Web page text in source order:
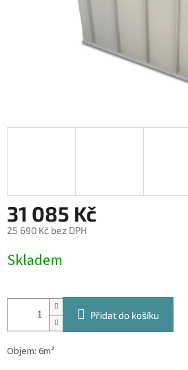
31 085 Kč
25 690 Kč bez DPH
cena:
Skladem
Přidat do košíku
Objem: 6m³